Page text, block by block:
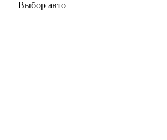
Выбор авто